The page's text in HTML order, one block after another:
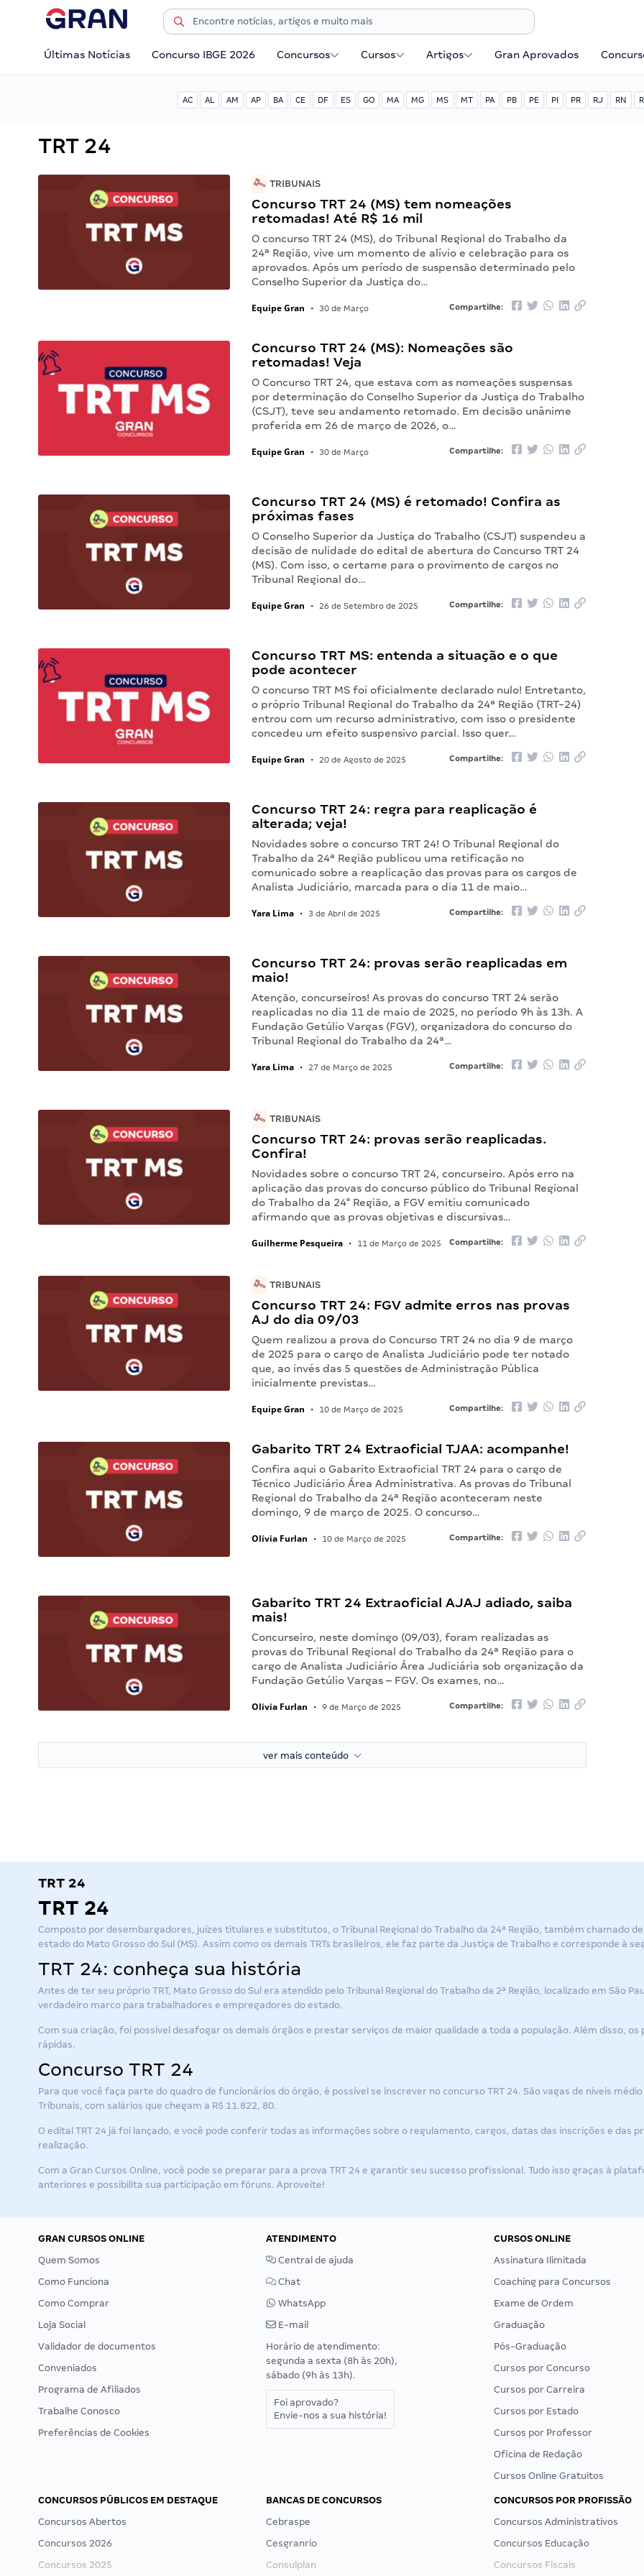
Últimas Notícias Concurso IBGE 2026 Concursos Cursos Artigos Gran Aprovados
AC AL AM AP BA CE DF ES GO MA MG MS MT PA PB PE PI PR RJ RN
TRT 24
TRIBUNAIS
Concurso TRT 24 (MS) tem nomeações
retomadas! Até R$ 16 mil
O concurso TRT 24 (MS), do Tribunal Regional do Trabalho da
24ª Região, vive um momento de alívio e celebração para os
aprovados. Após um período de suspensão determinado pelo
Conselho Superior da Justiça do…
Equipe Gran • 30 de Março Compartilhe:
Concurso TRT 24 (MS): Nomeações são
retomadas! Veja
O Concurso TRT 24, que estava com as nomeações suspensas
por determinação do Conselho Superior da Justiça do Trabalho
(CSJT), teve seu andamento retomado. Em decisão unânime
proferida em 26 de março de 2026, o…
Equipe Gran • 30 de Março Compartilhe:
Concurso TRT 24 (MS) é retomado! Confira as
próximas fases
O Conselho Superior da Justiça do Trabalho (CSJT) suspendeu a
decisão de nulidade do edital de abertura do Concurso TRT 24
(MS). Com isso, o certame para o provimento de cargos no
Tribunal Regional do…
Equipe Gran • 26 de Setembro de 2025 Compartilhe:
Concurso TRT MS: entenda a situação e o que
pode acontecer
O concurso TRT MS foi oficialmente declarado nulo! Entretanto,
o próprio Tribunal Regional do Trabalho da 24ª Região (TRT-24)
entrou com um recurso administrativo, com isso o presidente
concedeu um efeito suspensivo parcial. Isso quer…
Equipe Gran • 20 de Agosto de 2025 Compartilhe:
Concurso TRT 24: regra para reaplicação é
alterada; veja!
Novidades sobre o concurso TRT 24! O Tribunal Regional do
Trabalho da 24ª Região publicou uma retificação no
comunicado sobre a reaplicação das provas para os cargos de
Analista Judiciário, marcada para o dia 11 de maio…
Yara Lima • 3 de Abril de 2025 Compartilhe:
Concurso TRT 24: provas serão reaplicadas em
maio!
Atenção, concurseiros! As provas do concurso TRT 24 serão
reaplicadas no dia 11 de maio de 2025, no período 9h às 13h. A
Fundação Getúlio Vargas (FGV), organizadora do concurso do
Tribunal Regional do Trabalho da 24ª…
Yara Lima • 27 de Março de 2025 Compartilhe:
TRIBUNAIS
Concurso TRT 24: provas serão reaplicadas.
Confira!
Novidades sobre o concurso TRT 24, concurseiro. Após erro na
aplicação das provas do concurso público do Tribunal Regional
do Trabalho da 24° Região, a FGV emitiu comunicado
afirmando que as provas objetivas e discursivas…
Guilherme Pesqueira • 11 de Março de 2025 Compartilhe:
TRIBUNAIS
Concurso TRT 24: FGV admite erros nas provas
AJ do dia 09/03
Quem realizou a prova do Concurso TRT 24 no dia 9 de março
de 2025 para o cargo de Analista Judiciário pode ter notado
que, ao invés das 5 questões de Administração Pública
inicialmente previstas…
Equipe Gran • 10 de Março de 2025 Compartilhe:
Gabarito TRT 24 Extraoficial TJAA: acompanhe!
Confira aqui o Gabarito Extraoficial TRT 24 para o cargo de
Técnico Judiciário Área Administrativa. As provas do Tribunal
Regional do Trabalho da 24ª Região aconteceram neste
domingo, 9 de março de 2025. O concurso…
Olivia Furlan • 10 de Março de 2025 Compartilhe:
Gabarito TRT 24 Extraoficial AJAJ adiado, saiba
mais!
Concurseiro, neste domingo (09/03), foram realizadas as
provas do Tribunal Regional do Trabalho da 24ª Região para o
cargo de Analista Judiciário Área Judiciária sob organização da
Fundação Getúlio Vargas – FGV. Os exames, no…
Olivia Furlan • 9 de Março de 2025 Compartilhe:
ver mais conteúdo
TRT 24
TRT 24
Composto por desembargadores, juízes titulares e substitutos, o Tribunal Regional do Trabalho da 24ª Região, também chamado de
estado do Mato Grosso do Sul (MS). Assim como os demais TRTs brasileiros, ele faz parte da Justiça de Trabalho e corresponde à
TRT 24: conheça sua história
Antes de ter seu próprio TRT, Mato Grosso do Sul era atendido pelo Tribunal Regional do Trabalho da 2ª Região, localizado em São
verdadeiro marco para trabalhadores e empregadores do estado.
Com sua criação, foi possível desafogar os demais órgãos e prestar serviços de maior qualidade a toda a população. Além disso,
rápidas.
Concurso TRT 24
Para que você faça parte do quadro de funcionários do órgão, é possível se inscrever no concurso TRT 24. São vagas de níveis
Tribunais, com salários que chegam a R$ 11.822, 80.
O edital TRT 24 já foi lançado, e você pode conferir todas as informações sobre o regulamento, cargos, datas das inscrições e das
realização.
Com a Gran Cursos Online, você pode se preparar para a prova TRT 24 e garantir seu sucesso profissional. Tudo isso graças à
anteriores e possibilita sua participação em fóruns. Aproveite!
GRAN CURSOS ONLINE
Quem Somos
Como Funciona
Como Comprar
Loja Social
Validador de documentos
Conveniados
Programa de Afiliados
Trabalhe Conosco
Preferências de Cookies
ATENDIMENTO
Central de ajuda
Chat
WhatsApp
E-mail
Horário de atendimento:
segunda a sexta (8h às 20h),
sábado (9h às 13h).
Foi aprovado?
Envie-nos a sua história!
CURSOS ONLINE
Assinatura Ilimitada
Coaching para Concursos
Exame de Ordem
Graduação
Pós-Graduação
Cursos por Concurso
Cursos por Carreira
Cursos por Estado
Cursos por Professor
Oficina de Redação
Cursos Online Gratuitos
CONCURSOS PÚBLICOS EM DESTAQUE
Concursos Abertos
Concursos 2026
Concursos 2025
BANCAS DE CONCURSOS
Cebraspe
Cesgranrio
Consulplan
CONCURSOS POR PROFISSÃO
Concursos Administrativos
Concursos Educação
Concursos Fiscais